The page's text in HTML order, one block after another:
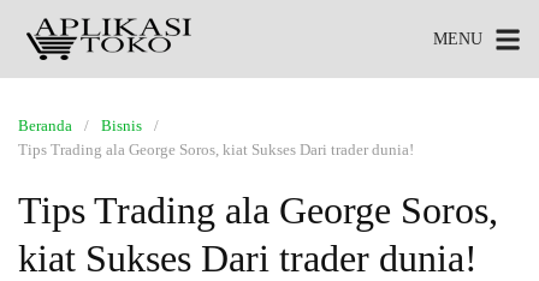
MENU
Beranda
Bisnis
Tips Trading ala George Soros, kiat Sukses Dari trader dunia!
Tips Trading ala George Soros,
kiat Sukses Dari trader dunia!